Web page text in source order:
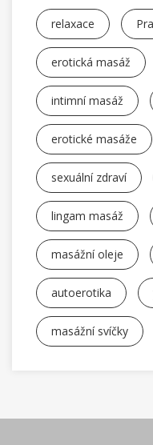
relaxace
erotická masáž
intimní masáž
erotické masáže
sexuální zdraví
lingam masáž
masážní oleje
autoerotika
masážní svíčky